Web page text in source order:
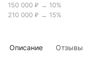
150 000 ₽ → 10%
210 000 ₽ → 15%
Описание Отзывы